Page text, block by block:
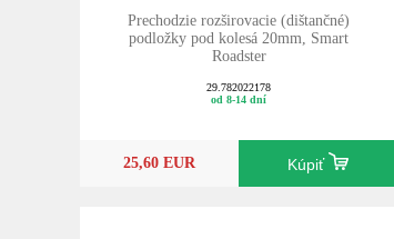
Prechodzie rozširovacie (dištančné)
podložky pod kolesá 20mm, Smart
Roadster
29.782022178
od 8-14 dní
25,60 EUR Kúpiť